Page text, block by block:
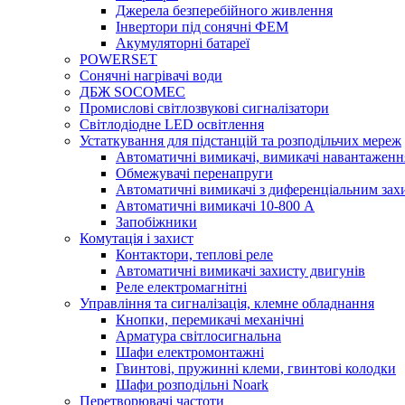
Джерела безперебійного живлення
Інвертори під сонячні ФЕМ
Акумуляторні батареї
POWERSET
Сонячні нагрівачі води
ДБЖ SOCOMEC
Промислові світлозвукові сигналізатори
Світлодіодне LED освітлення
Устаткування для підстанцій та розподільчих мереж
Автоматичні вимикачі, вимикачі
Обмежувачі перенапруги
Автоматичні вимикачі з диференціальним
Автоматичні вимикачі 10-800 А
Запобіжники
Комутація і захист
Контактори, теплові реле
Автоматичні вимикачі захисту двигунів
Реле електромагнітні
Управління та сигналізація, клемне обладнання
Кнопки, перемикачі механічні
Арматура світлосигнальна
Шафи електромонтажні
Гвинтові, пружинні клеми, гвинтові колодки
Шафи розподільні Noark
Перетворювачі частоти